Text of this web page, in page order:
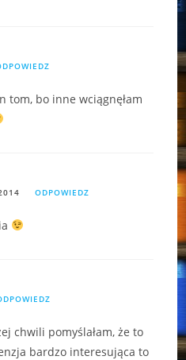
tom, bo inne wciągnęłam
ODPOWIEDZ
chwili pomyślałam, że to
bardzo interesująca to